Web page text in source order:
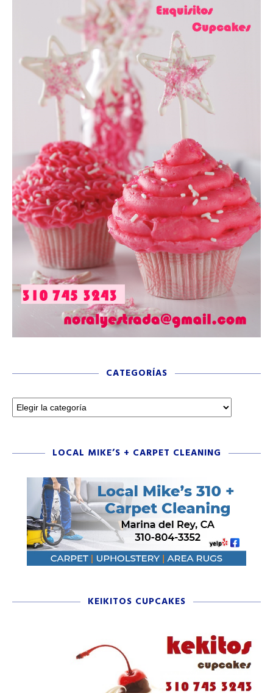
CATEGORÍAS
LOCAL MIKE’S + CARPET CLEANING
KEIKITOS CUPCAKES